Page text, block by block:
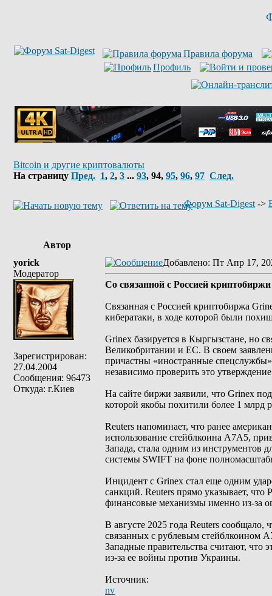
Правила форума
Профиль
Bitcoin и другие криптовалюты
На страницу Пред. 1, 2, 3 ... 93, 94, 95, 96, 97 След.
Форум Sat-Digest ->
Автор
yorick
Модератор
Зарегистрирован:
27.04.2004
Сообщения: 96473
Откуда: г.Киев
Добавлено: Пт Апр 17,
Со связанной с Россией
Связанная с Россией криптобиржа
кибератаки, в ходе которой были
Grinex базируется в Кыргызстане, но
Великобритании и ЕС. В своем
причастны «иностранные спецслужбы»
независимо проверить это
На сайте биржи заявили, что Grinex
которой якобы похитили более 1 млрд
Reuters напоминает, что ранее
использование стейблкоина A7A5,
Запада, стала одним из инструментов
системы SWIFT на фоне
Инцидент с Grinex стал еще одним
санкций. Reuters прямо указывает, что
финансовые механизмы именно из-за
В августе 2025 года Reuters
связанных с рублевым стейблкоином
Западные правительства считают, что
из-за ее войны против Украины.
Источник:
nv